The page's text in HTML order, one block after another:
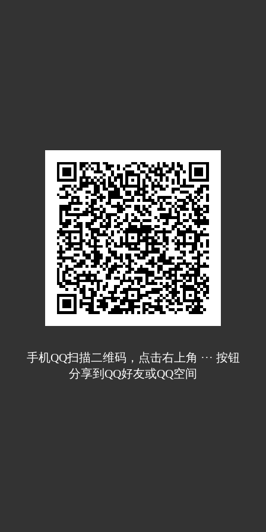
手机QQ扫描二维码，点击右上角 ··· 按钮
分享到QQ好友或QQ空间